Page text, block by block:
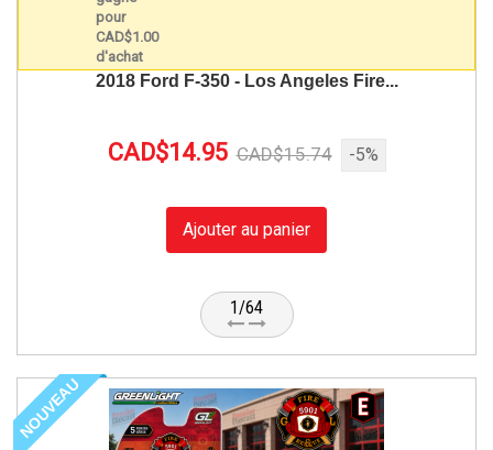
2018 Ford F-350 - Los Angeles Fire...
CAD$14.95 CAD$15.74 -5%
Ajouter au panier
1/64
NOUVEAU